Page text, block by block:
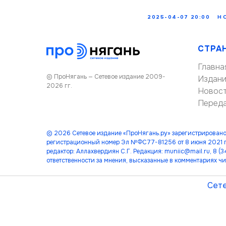
2025-04-07 20:00
© ПроНягань — Сетевое издание 2009-
2026 гг.
© 2026 Сетевое издание «ПроНягань.ру»
регистрационный номер Эл №ФС77-81256 от 8 июня 2021
редактор: Аллахвердиян С.Г. Редакция: muniic@mail.ru, 8
ответственности за мнения, высказанные в комментариях